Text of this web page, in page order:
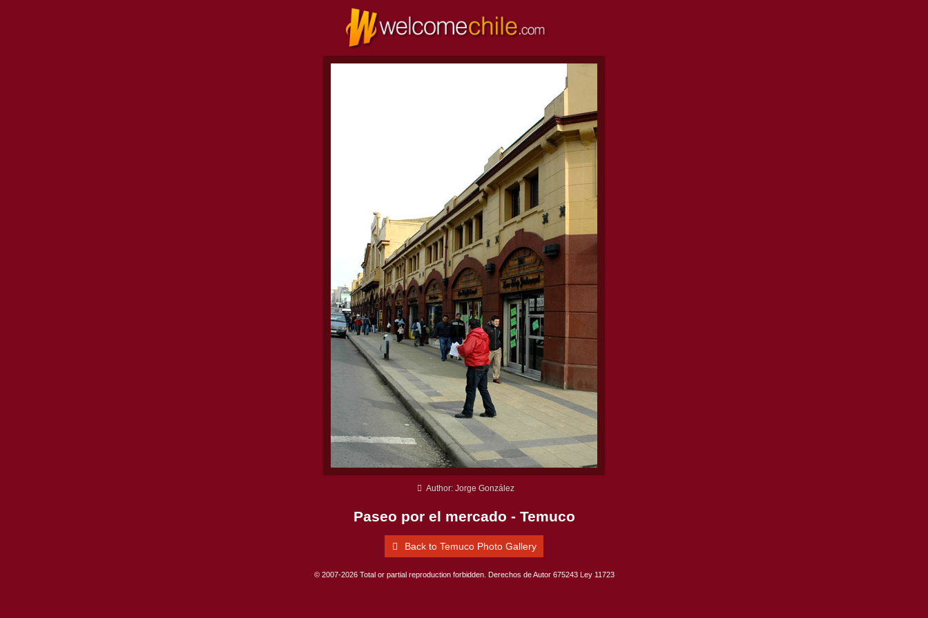
Author: Jorge González
Paseo por el mercado - Temuco
Back to Temuco Photo Gallery
© 2007-2026 Total or partial reproduction forbidden. Derechos de Autor 675243 Ley 11723